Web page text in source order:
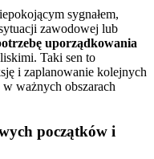
sygnałem,
zawodowej lub
uporządkowania
Taki sen to
i zaplanowanie kolejnych
ważnych obszarach
początków i